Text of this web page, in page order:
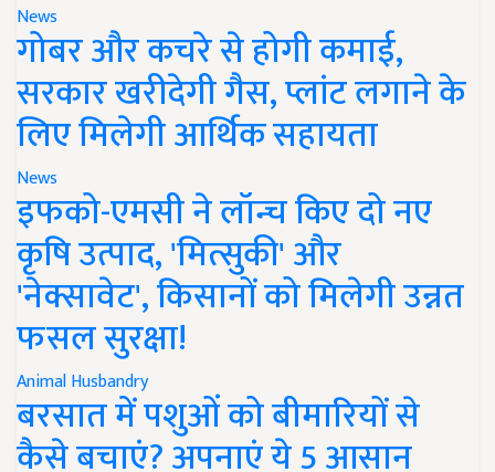
News
गोबर और कचरे से होगी कमाई,
सरकार खरीदेगी गैस, प्लांट लगाने के
लिए मिलेगी आर्थिक सहायता
News
इफको-एमसी ने लॉन्च किए दो नए
कृषि उत्पाद, 'मित्सुकी' और
'नेक्सावेट', किसानों को मिलेगी उन्नत
फसल सुरक्षा!
Animal Husbandry
बरसात में पशुओं को बीमारियों से
कैसे बचाएं? अपनाएं ये 5 आसान